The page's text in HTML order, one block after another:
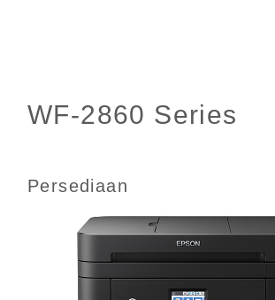
Persediaan